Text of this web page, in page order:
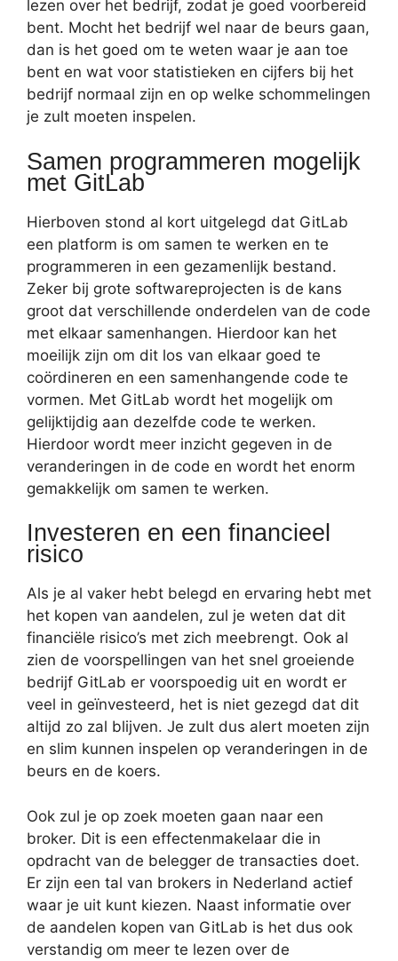
lezen over het bedrijf, zodat je goed voorbereid
bent. Mocht het bedrijf wel naar de beurs gaan,
dan is het goed om te weten waar je aan toe
bent en wat voor statistieken en cijfers bij het
bedrijf normaal zijn en op welke schommelingen
je zult moeten inspelen.
Samen programmeren mogelijk
met GitLab
Hierboven stond al kort uitgelegd dat GitLab
een platform is om samen te werken en te
programmeren in een gezamenlijk bestand.
Zeker bij grote softwareprojecten is de kans
groot dat verschillende onderdelen van de code
met elkaar samenhangen. Hierdoor kan het
moeilijk zijn om dit los van elkaar goed te
coördineren en een samenhangende code te
vormen. Met GitLab wordt het mogelijk om
gelijktijdig aan dezelfde code te werken.
Hierdoor wordt meer inzicht gegeven in de
veranderingen in de code en wordt het enorm
gemakkelijk om samen te werken.
Investeren en een financieel
risico
Als je al vaker hebt belegd en ervaring hebt met
het kopen van aandelen, zul je weten dat dit
financiële risico’s met zich meebrengt. Ook al
zien de voorspellingen van het snel groeiende
bedrijf GitLab er voorspoedig uit en wordt er
veel in geïnvesteerd, het is niet gezegd dat dit
altijd zo zal blijven. Je zult dus alert moeten zijn
en slim kunnen inspelen op veranderingen in de
beurs en de koers.
Ook zul je op zoek moeten gaan naar een
broker. Dit is een effectenmakelaar die in
opdracht van de belegger de transacties doet.
Er zijn een tal van brokers in Nederland actief
waar je uit kunt kiezen. Naast informatie over
de aandelen kopen van GitLab is het dus ook
verstandig om meer te lezen over de